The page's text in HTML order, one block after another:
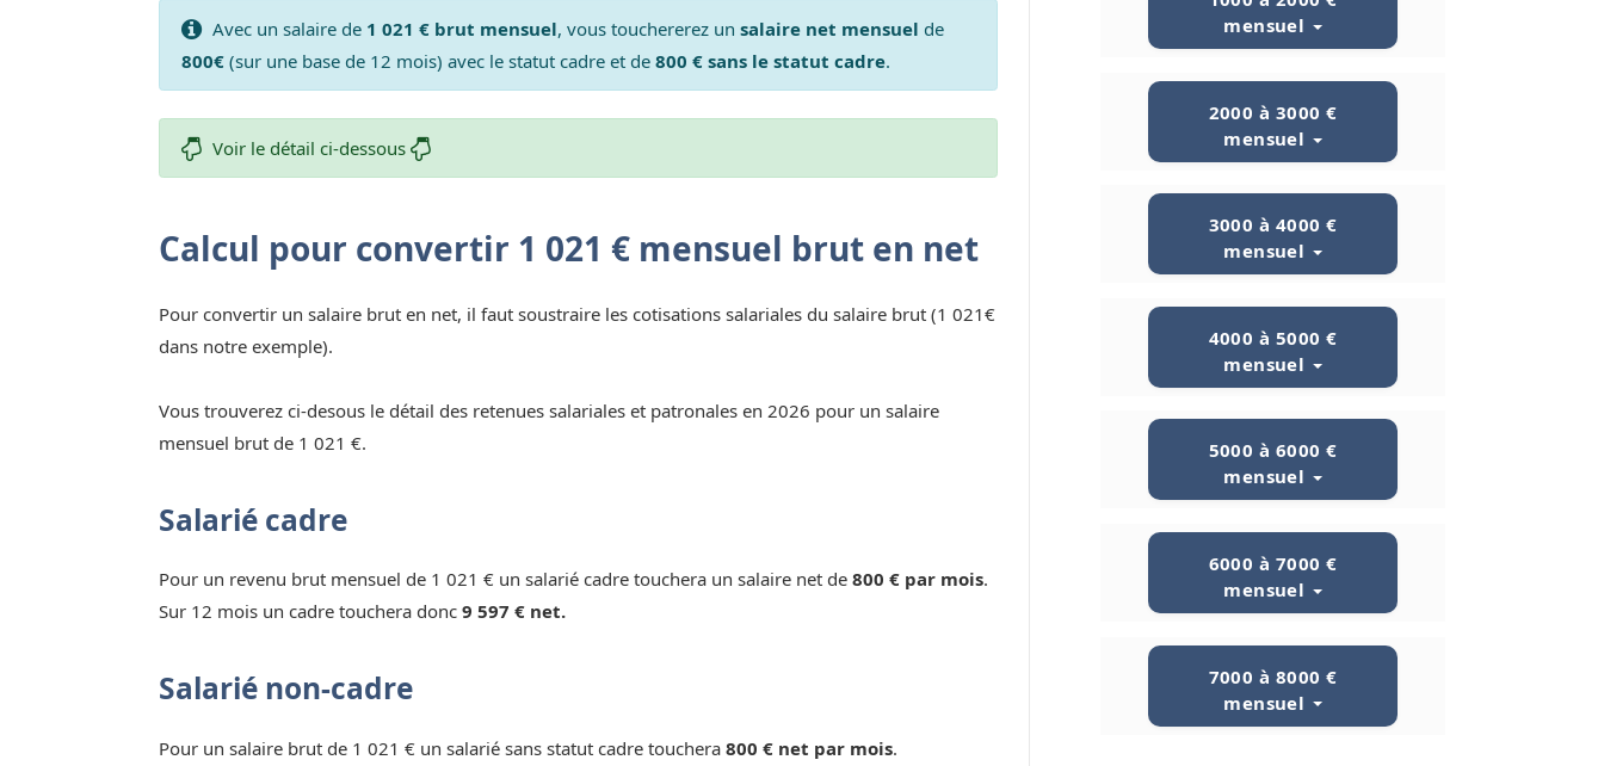
Avec un salaire de 1 021 € brut mensuel, vous touchererez un salaire net mensuel de
800€(sur une base de 12 mois) avec le statut cadre et de 800 € sans le statut cadre.
Voir le détail ci-dessous
Calcul pour convertir 1 021 € mensuel brut en net
Pour convertir un salaire brut en net, il faut soustraire les cotisations salariales du salaire brut (1 021€
dans notre exemple).
Vous trouverez ci-desous le détail des retenues salariales et patronales en 2026 pour un salaire
mensuel brut de 1 021 €.
Salarié cadre
Pour un revenu brut mensuel de 1 021 € un salarié cadre touchera un salaire net de 800 € par mois.
Sur 12 mois un cadre touchera donc 9 597 € net.
Salarié non-cadre
Pour un salaire brut de 1 021 € un salarié sans statut cadre touchera 800 € net par mois.
mensuel
2000 à 3000 €
mensuel
3000 à 4000 €
mensuel
4000 à 5000 €
mensuel
5000 à 6000 €
mensuel
6000 à 7000 €
mensuel
7000 à 8000 €
mensuel